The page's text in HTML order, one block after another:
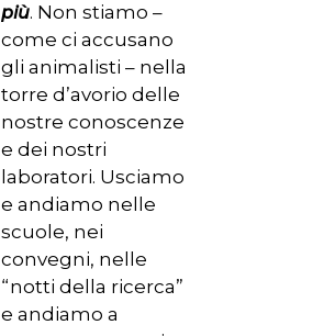
più. Non stiamo –
come ci accusano
gli animalisti – nella
torre d’avorio delle
nostre conoscenze
e dei nostri
laboratori. Usciamo
e andiamo nelle
scuole, nei
convegni, nelle
“notti della ricerca”
e andiamo a